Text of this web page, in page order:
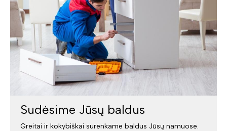
Sudėsime Jūsų baldus
Greitai ir kokybiškai surenkame baldus Jūsų namuose.